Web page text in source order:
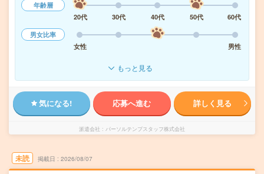
年齢層
20代
30代 40代 50代
60代
男女比率
女性
男性
もっと見る
気になる! 応募へ進む 詳しく見る
派遣会社 パーソルテンプスタッフ株式会社
未読 掲載日 2026/08/07